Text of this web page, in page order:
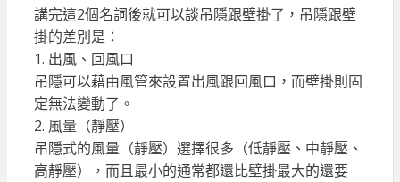
講完這2個名詞後就可以談吊隱跟壁掛了，吊隱跟壁
掛的差別是：
1. 出風、回風口
吊隱可以藉由風管來設置出風跟回風口，而壁掛則固
定無法變動了。
2. 風量（靜壓）
吊隱式的風量（靜壓）選擇很多（低靜壓、中靜壓、
高靜壓），而且最小的通常都還比壁掛最大的還要